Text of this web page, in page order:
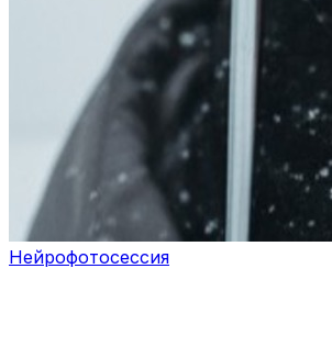
Нейрофотосессия